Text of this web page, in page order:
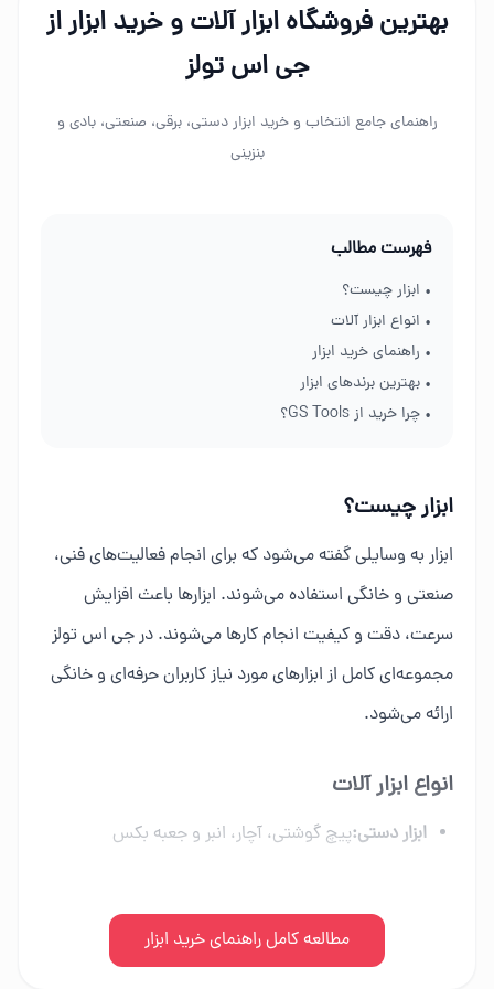
بهترین فروشگاه ابزار آلات و خرید ابزار از
جی اس تولز
راهنمای جامع انتخاب و خرید ابزار دستی، برقی، صنعتی، بادی و
بنزینی
فهرست مطالب
• ابزار چیست؟
• انواع ابزار آلات
• راهنمای خرید ابزار
• بهترین برندهای ابزار
• چرا خرید از GS Tools؟
ابزار چیست؟
ابزار به وسایلی گفته می‌شود که برای انجام فعالیت‌های فنی،
صنعتی و خانگی استفاده می‌شوند. ابزارها باعث افزایش
سرعت، دقت و کیفیت انجام کارها می‌شوند. در جی اس تولز
مجموعه‌ای کامل از ابزارهای مورد نیاز کاربران حرفه‌ای و خانگی
ارائه می‌شود.
انواع ابزار آلات
ابزار دستی:پیچ گوشتی، آچار، انبر و جعبه بکس
کمپرسور، میخکوب و تجهیزات پنوماتیک
مطالعه کامل راهنمای خرید ابزار